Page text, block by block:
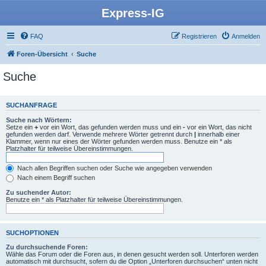
Express-IG
FAQ Anmelden
Registrieren
Foren-Übersicht Suche
Suche
SUCHANFRAGE
Suche nach Wörtern:
Setze ein + vor ein Wort, das gefunden werden muss und ein - vor ein Wort, das nicht
gefunden werden darf. Verwende mehrere Wörter getrennt durch | innerhalb einer
Klammer, wenn nur eines der Wörter gefunden werden muss. Benutze ein * als
Platzhalter für teilweise Übereinstimmungen.
Nach allen Begriffen suchen oder Suche wie angegeben verwenden
Nach einem Begriff suchen
Zu suchender Autor:
Benutze ein * als Platzhalter für teilweise Übereinstimmungen.
SUCHOPTIONEN
Zu durchsuchende Foren:
Wähle das Forum oder die Foren aus, in denen gesucht werden soll. Unterforen werden
automatisch mit durchsucht, sofern du die Option „Unterforen durchsuchen“ unten nicht